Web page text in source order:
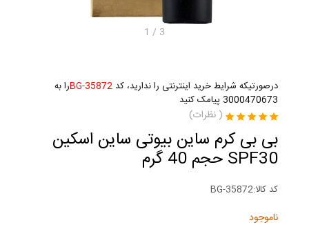
1 / 3
درصورتیکه شرایط خرید اینترنتی را ندارید، کد BG-35872را به
3000470673 پیامک کنید
( نظرات)
بی بی کرم ساین بیوتی ساین اسکین
SPF30 حجم 40 گرم
کد کالا:BG-35872
ناموجود